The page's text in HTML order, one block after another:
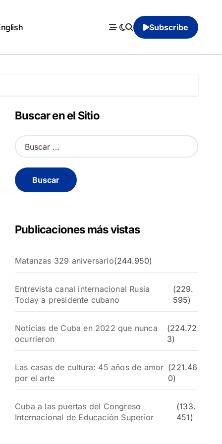
Subscribe
Buscar en el Sitio
B
u
c
a
Publicaciones más vistas
Matanzas 329 aniversario(244.950)
Entrevista canal internacional Rusia
Today a presidente cubano
(229.
595)
Noticias de Cuba en 2022 que nunca
ocurrieron
(224.72
3)
Las casas de cultura: 45 años de amor
por el arte
(221.46
0)
Cuba a las puertas del Congreso
Internacional de Educación Superior
(133.
451)